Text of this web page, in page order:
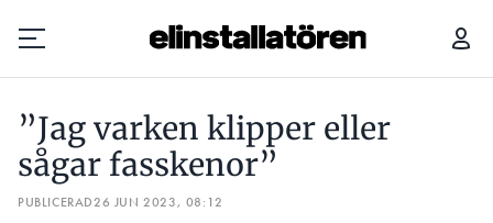
Prenumerera
Hantera prenumeration
”Jag varken klipper eller
sågar fasskenor”
PUBLICERAD26 JUN 2023, 08:12
”JAG VARKEN KLIPPER ELLER SÅGAR FASSKENOR”